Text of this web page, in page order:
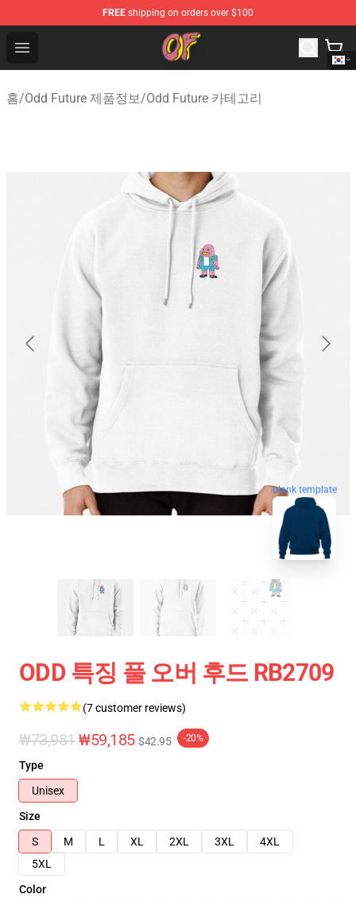
FREE shipping on orders over $100
Open menu
Odd Future Shop - Official Odd Future Merchandise Store
홈/Odd Future 제품정보/Odd Future 카테고리
blank template
ODD 특징 풀 오버 후드 RB2709
(7 customer reviews)
₩73,981 ₩59,185 $42.95 -20%
Type
Unisex
Size
S
M L XL 2XL 3XL
4XL
5XL
Color